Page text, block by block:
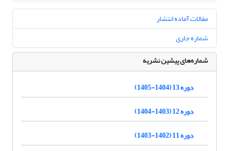
مقالات آماده انتشار
شماره جاری
شماره‌های پیشین نشریه
دوره 13 (1404-1405)
دوره 12 (1403-1404)
دوره 11 (1402-1403)